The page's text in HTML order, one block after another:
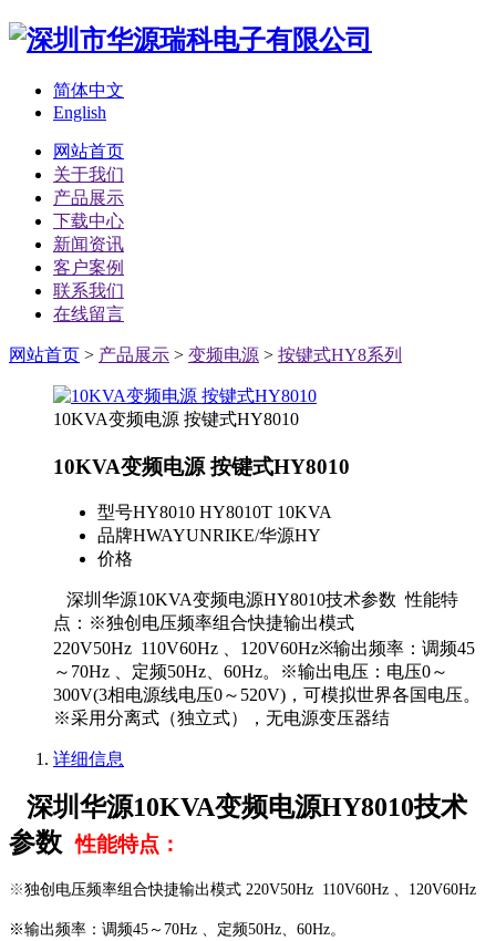
简体中文
English
网站首页
关于我们
产品展示
下载中心
新闻资讯
客户案例
联系我们
在线留言
网站首页 > 产品展示 > 变频电源 > 按键式HY8系列
10KVA变频电源 按键式HY8010
10KVA变频电源 按键式HY8010
型号HY8010 HY8010T 10KVA
品牌HWAYUNRIKE/华源HY
价格
深圳华源10KVA变频电源HY8010技术参数 性能特
点：※独创电压频率组合快捷输出模式
220V50Hz 110V60Hz 、120V60Hz※输出频率：调频45
～70Hz 、定频50Hz、60Hz。※输出电压：电压0～
300V(3相电源线电压0～520V)，可模拟世界各国电压。
※采用分离式（独立式），无电源变压器结
详细信息
深圳华源10KVA变频电源HY8010技术
参数性能特点：
※独创电压频率组合快捷输出模式 220V50Hz 110V60Hz 、 120V60Hz
※输出频率：调频45～70Hz 、定频50Hz、60Hz。